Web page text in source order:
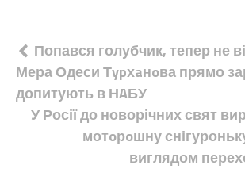
Навігація
записів
Попався голубчик, тепер не
Мера Одеси Тypхaнoва прямо
допитують в НAБУ
У Росії до новорічних свят
мотoрoшну
виглядом